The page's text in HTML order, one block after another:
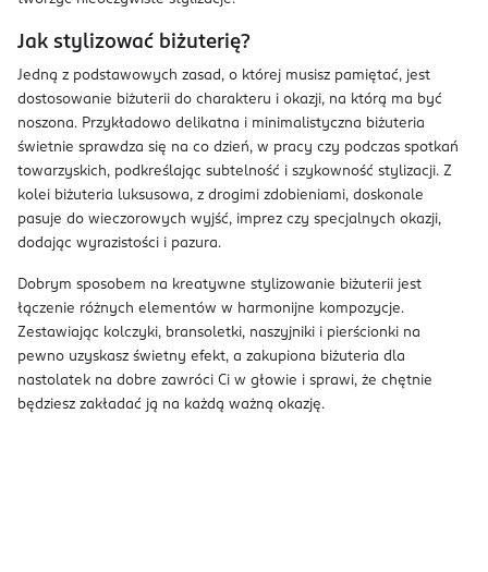
Jak stylizować biżuterię?
Jedną z podstawowych zasad, o której musisz pamiętać, jest
dostosowanie biżuterii do charakteru i okazji, na którą ma być
noszona. Przykładowo delikatna i minimalistyczna biżuteria
świetnie sprawdza się na co dzień, w pracy czy podczas spotkań
towarzyskich, podkreślając subtelność i szykowność stylizacji. Z
kolei biżuteria luksusowa, z drogimi zdobieniami, doskonale
pasuje do wieczorowych wyjść, imprez czy specjalnych okazji,
dodając wyrazistości i pazura.
Dobrym sposobem na kreatywne stylizowanie biżuterii jest
łączenie różnych elementów w harmonijne kompozycje.
Zestawiając kolczyki, bransoletki, naszyjniki i pierścionki na
pewno uzyskasz świetny efekt, a zakupiona biżuteria dla
nastolatek na dobre zawróci Ci w głowie i sprawi, że chętnie
będziesz zakładać ją na każdą ważną okazję.